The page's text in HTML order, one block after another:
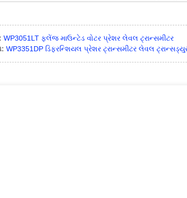
WP3051LT ફ્લેંજ માઉન્ટેડ વોટર પ્રેશર લેવલ ટ્રાન્સમીટર
WP3351DP ડિફરન્શિયલ પ્રેશર ટ્રાન્સમીટર લેવલ